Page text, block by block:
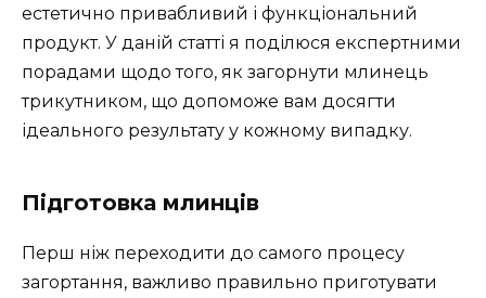
естетично привабливий і функціональний
продукт. У даній статті я поділюся експертними
порадами щодо того, як загорнути млинець
трикутником, що допоможе вам досягти
ідеального результату у кожному випадку.
Підготовка млинців
Перш ніж переходити до самого процесу
загортання, важливо правильно приготувати